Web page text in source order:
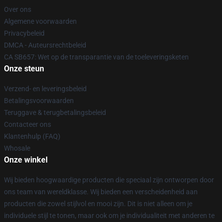
Over ons
Algemene voorwaarden
Privacybeleid
DMCA - Auteursrechtbeleid
CA SB657: Wet op de transparantie van de toeleveringsketen
Onze steun
Verzend- en leveringsbeleid
Betalingsvoorwaarden
Teruggave & terugbetalingsbeleid
Contacteer ons
Klantenhulp (FAQ)
Whosale
Onze winkel
Wij bieden hoogwaardige producten die speciaal zijn ontworpen door
ons team van wereldklasse. Wij bieden een verscheidenheid aan
producten die zowel stijlvol en mooi zijn. Dit is niet alleen om je
individuele stijl te tonen, maar ook om je individualiteit met anderen te